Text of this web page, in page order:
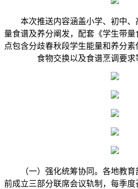
本次推送内容涵盖小学、初中、
量食谱及养分阐发，配套《学生带
点包含分歧春秋段学生能量和养分素
食物交换以及食谱烹调要求
（一）强化统筹协同。各地教育
前成立三部分联席会议轨制，每季